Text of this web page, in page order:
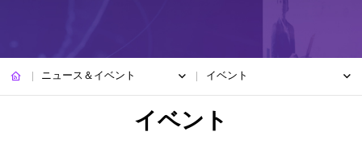
ニュース＆イベント イベント